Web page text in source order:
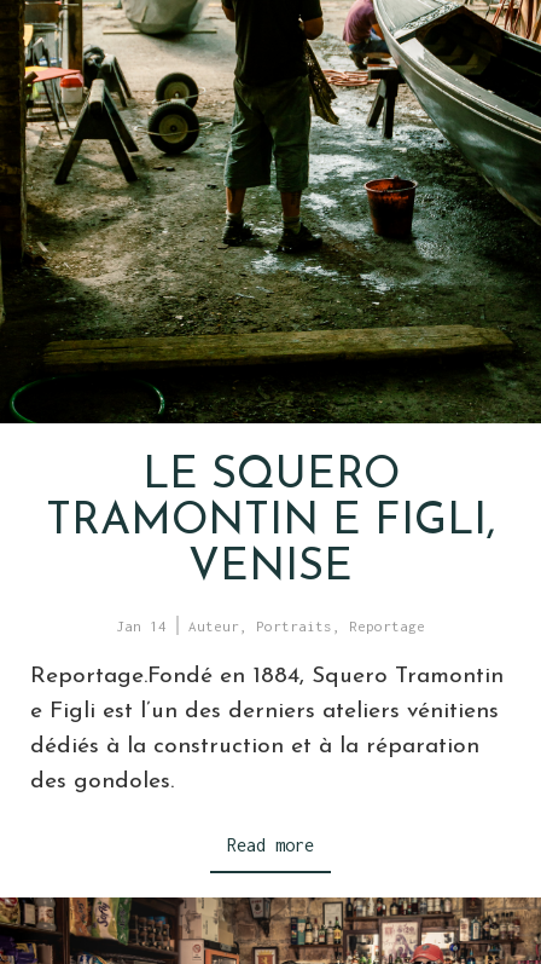
LE SQUERO
TRAMONTIN E FIGLI,
VENISE
Jan 14 Auteur Portraits Reportage
Reportage.Fondé en 1884, Squero Tramontin
e Figli est l’un des derniers ateliers vénitiens
dédiés à la construction et à la réparation
des gondoles.
Read more